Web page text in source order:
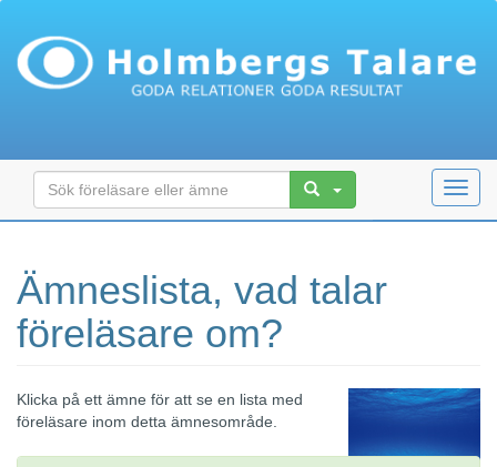
Ämneslista, vad talar
föreläsare om?
Klicka på ett ämne för att se en lista med
föreläsare inom detta ämnesområde.